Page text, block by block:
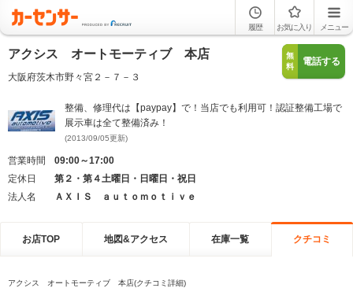
履歴 お気に入り メニュー
アクシス オートモーティブ 本店
大阪府茨木市野々宮２－７－３
無
料
電話する
整備、修理代は【paypay】で！当店でも利用可！認証整備工場で
展示車は全て整備済み！
(2013/09/05更新)
営業時間
09:00～17:00
定休日
第２・第４土曜日・日曜日・祝日
法人名
ＡＸＩＳ ａｕｔｏｍｏｔｉｖｅ
お店TOP 地図&アクセス 在庫一覧 クチコミ
アクシス オートモーティブ 本店(クチコミ詳細)